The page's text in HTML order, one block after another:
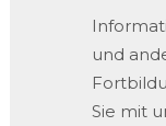
und
Sie mit